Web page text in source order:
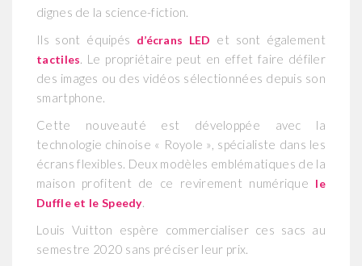
dignes de la science-fiction.
Ils sont équipés d’écrans LED et sont également
tactiles. Le propriétaire peut en effet faire défiler
des images ou des vidéos sélectionnées depuis son
smartphone.
Cette nouveauté est développée avec la
technologie chinoise « Royole », spécialiste dans les
écrans flexibles. Deux modèles emblématiques de la
maison profitent de ce revirement numérique le
Duffle et le Speedy.
Louis Vuitton espère commercialiser ces sacs au
semestre 2020 sans préciser leur prix.